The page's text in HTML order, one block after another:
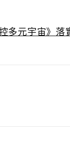
多元宇宙》落